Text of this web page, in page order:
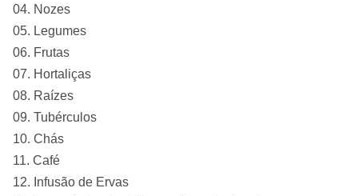
Nozes
Legumes
Frutas
Hortaliças
Raízes
Tubérculos
Chás
Café
Infusão de Ervas